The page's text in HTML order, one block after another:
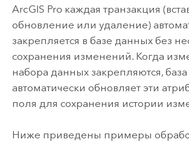
ArcGIS Proкаждая транзакция
обновление или удаление)
закрепляется в базе данных без
сохранения изменений. Когда
набора данных закрепляются,
автоматически обновляет эти
поля для сохранения истории
Ниже приведены примеры